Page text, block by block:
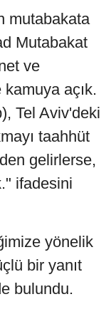
mutabakata
Mutabakat
ve
açık.
Tel Aviv'deki
taahhüt
gelirlerse,
ifadesini
yönelik
bir yanıt
bulundu.